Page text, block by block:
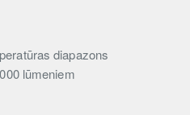
diapazons
lūmeniem